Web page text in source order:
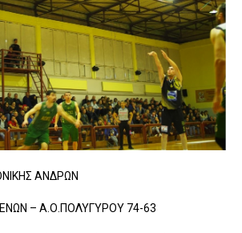
ΑΝΔΡΩΝ
– Α.Ο.ΠΟΛΥΓΥΡΟΥ 74-63